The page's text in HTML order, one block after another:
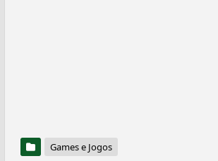
Games e Jogos